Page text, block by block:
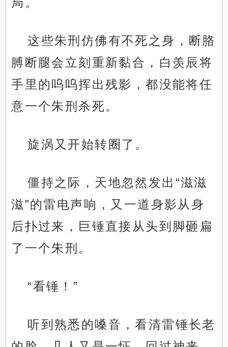
这些朱刑仿佛有不死之身，断胳
膊断腿会立刻重新黏合，白羡辰将
手里的呜呜挥出残影，都没能将任
意一个朱刑杀死。
旋涡又开始转圈了。
僵持之际，天地忽然发出“滋滋
滋”的雷电声响，又一道身影从身
后扑过来，巨锤直接从头到脚砸扁
了一个朱刑。
“看锤！”
听到熟悉的嗓音，看清雷锤长老